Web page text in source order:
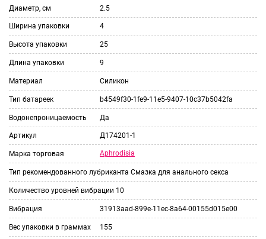
Диаметр, см 2.5
Ширина упаковки 4
Высота упаковки 25
Длина упаковки 9
Материал Силикон
Тип батареек b4549f30-1fe9-11e5-9407-10c37b5042fa
Водонепроницаемость Да
Артикул Д174201-1
Марка торговая Aphrodisia
Тип рекомендованного лубриканта Смазка для анального секса
Количество уровней вибрации 10
Вибрация 31913aad-899e-11ec-8a64-00155d015e00
Вес упаковки в граммах 155